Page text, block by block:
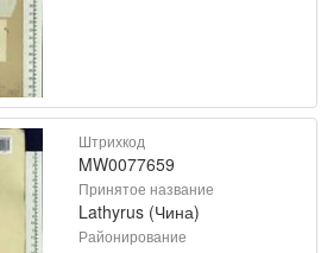
Штрихкод
MW0077659
Принятое название
Lathyrus (Чина)
Районирование